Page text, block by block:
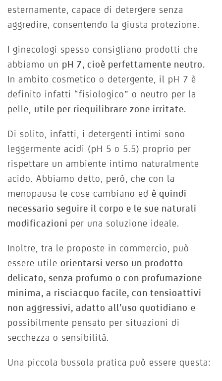
esternamente, capace di detergere senza
aggredire, consentendo la giusta protezione.
I ginecologi spesso consigliano prodotti che
abbiamo un pH 7, cioè perfettamente neutro.
In ambito cosmetico o detergente, il pH 7 è
definito infatti “fisiologico” o neutro per la
pelle, utile per riequilibrare zone irritate.
Di solito, infatti, i detergenti intimi sono
leggermente acidi (pH 5 o 5.5) proprio per
rispettare un ambiente intimo naturalmente
acido. Abbiamo detto, però, che con la
menopausa le cose cambiano ed è quindi
necessario seguire il corpo e le sue naturali
modificazioni per una soluzione ideale.
Inoltre, tra le proposte in commercio, può
essere utile orientarsi verso un prodotto
delicato, senza profumo o con profumazione
minima, a risciacquo facile, con tensioattivi
non aggressivi, adatto all’uso quotidiano e
possibilmente pensato per situazioni di
secchezza o sensibilità.
Una piccola bussola pratica può essere questa: